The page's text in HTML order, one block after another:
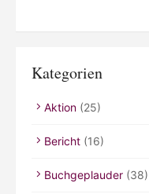
Kategorien
Aktion (25)
Bericht (16)
Buchgeplauder (38)